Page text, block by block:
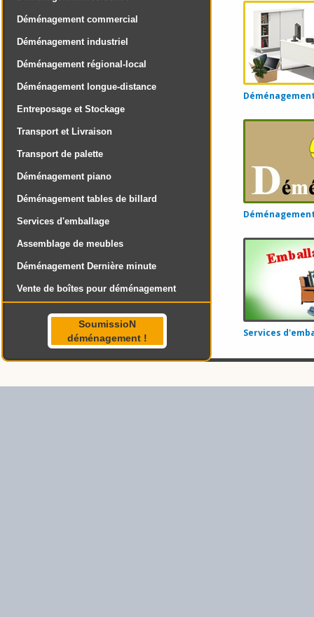
Déménagement commercial
Déménagement industriel
Déménagement régional-local
Déménagement longue-distance
Entreposage et Stockage
Transport et Livraison
Transport de palette
Déménagement piano
Déménagement tables de billard
Services d'emballage
Assemblage de meubles
Déménagement Dernière minute
Vente de boîtes pour déménagement
SoumissioN
déménagement !
Services